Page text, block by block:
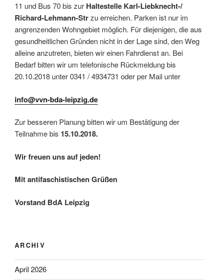
11 und Bus 70 bis zur Haltestelle Karl-Liebknecht-/
Richard-Lehmann-Strzu erreichen. Parken ist nur im
angrenzenden Wohngebiet möglich. Für diejenigen, die aus
gesundheitlichen Gründen nicht in der Lage sind, den Weg
alleine anzutreten, bieten wir einen Fahrdienst an. Bei
Bedarf bitten wir um telefonische Rückmeldung bis
20.10.2018 unter 0341 / 4934731 oder per Mail unter
info@vvn-bda-leipzig.de
Zur besseren Planung bitten wir um Bestätigung der
Teilnahme bis 15.10.2018.
Wir freuen uns auf jeden!
Mit antifaschistischen Grüßen
Vorstand BdA Leipzig
ARCHIV
April 2026